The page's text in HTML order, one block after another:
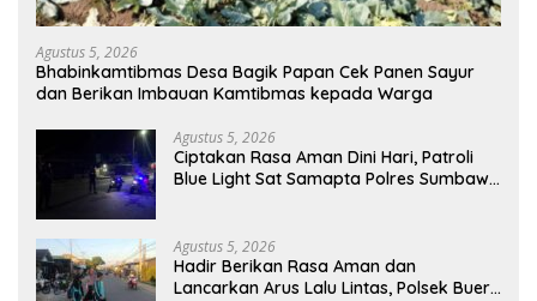
Agustus 5, 2026
Bhabinkamtibmas Desa Bagik Papan Cek Panen Sayur
dan Berikan Imbauan Kamtibmas kepada Warga
Agustus 5, 2026
Ciptakan Rasa Aman Dini Hari, Patroli
Blue Light Sat Samapta Polres Sumbawa
Agustus 5, 2026
Hadir Berikan Rasa Aman dan
Lancarkan Arus Lalu Lintas, Polsek Buer